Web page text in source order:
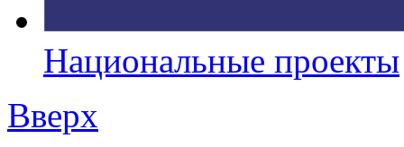
Национальные проекты
Вверх